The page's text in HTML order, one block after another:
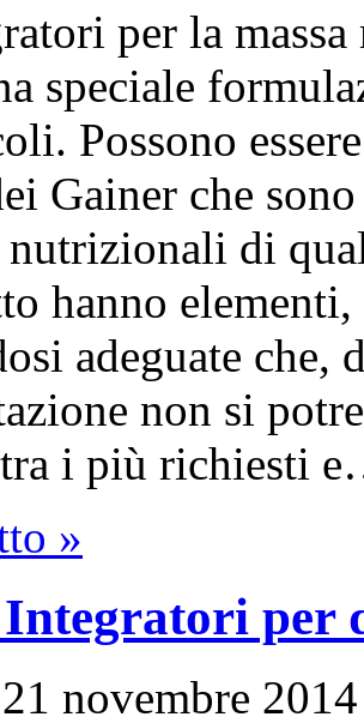
per la
speciale
Possono
Gainer che
nutrizionali di
hanno
adeguate che,
non si
i più richiesti
»
per
novembre 2014